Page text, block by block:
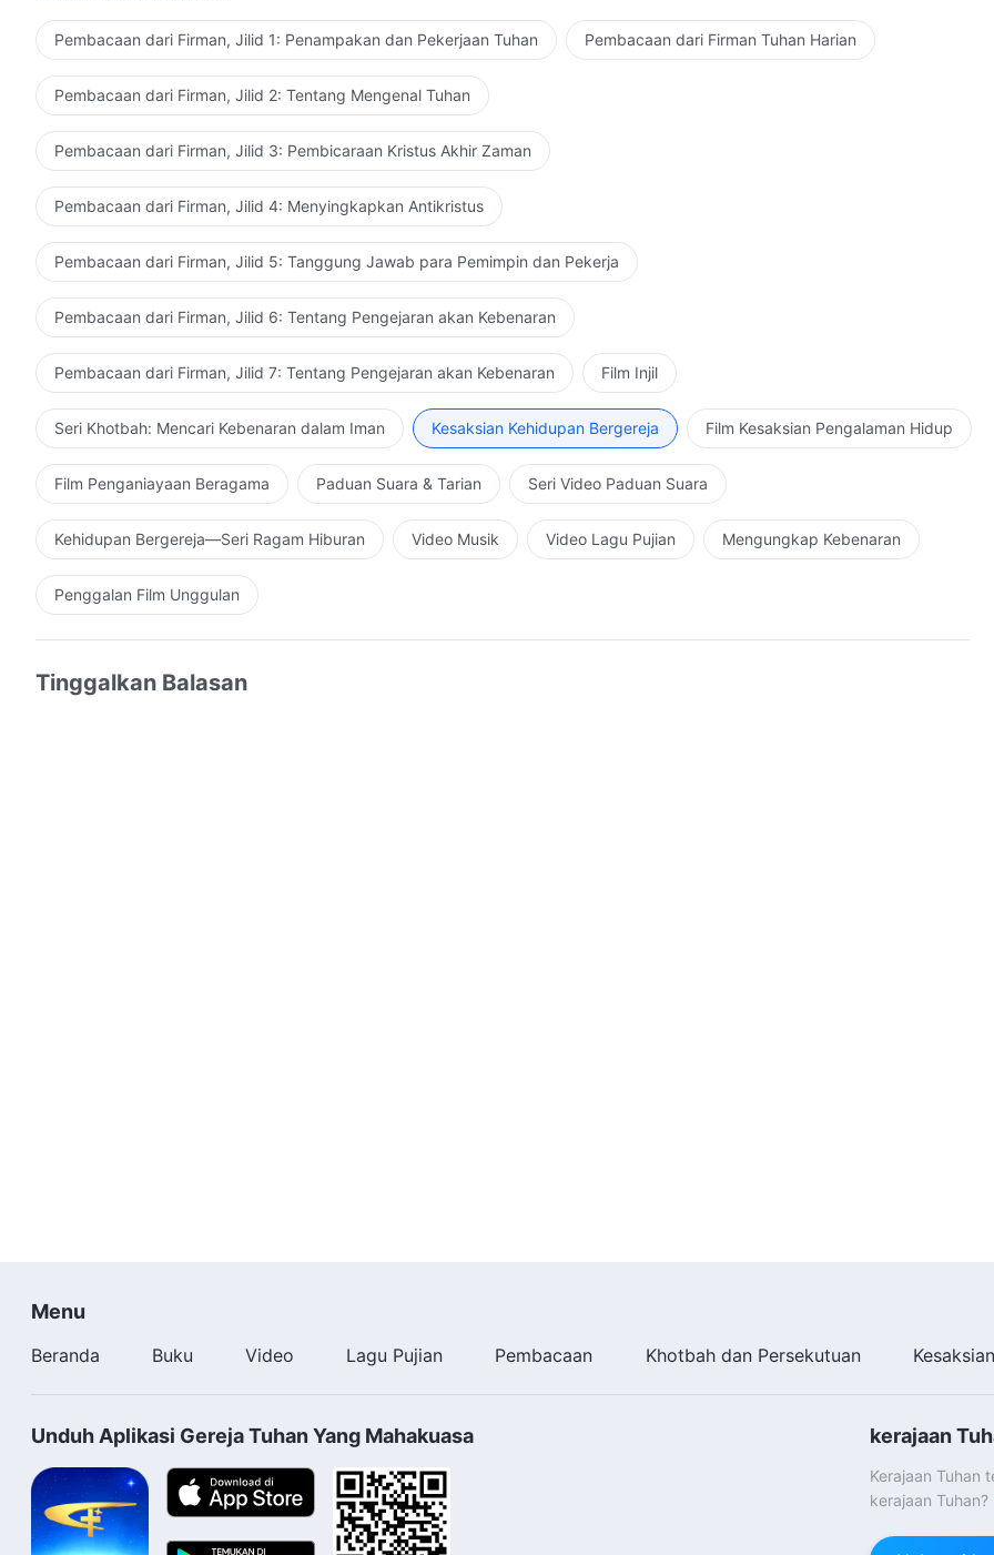
Pembacaan dari Firman, Jilid 1: Penampakan dan Pekerjaan Tuhan Pembacaan dari Firman Tuhan Harian
Pembacaan dari Firman, Jilid 2: Tentang Mengenal Tuhan
Pembacaan dari Firman, Jilid 3: Pembicaraan Kristus Akhir Zaman
Pembacaan dari Firman, Jilid 4: Menyingkapkan Antikristus
Pembacaan dari Firman, Jilid 5: Tanggung Jawab para Pemimpin dan Pekerja
Pembacaan dari Firman, Jilid 6: Tentang Pengejaran akan Kebenaran
Pembacaan dari Firman, Jilid 7: Tentang Pengejaran akan Kebenaran Film Injil
Seri Khotbah: Mencari Kebenaran dalam Iman Kesaksian Kehidupan Bergereja Film Kesaksian Pengalaman Hidup
Film Penganiayaan Beragama Paduan Suara & Tarian Seri Video Paduan Suara
Kehidupan Bergereja—Seri Ragam Hiburan Video Musik Video Lagu Pujian Mengungkap Kebenaran
Penggalan Film Unggulan
Tinggalkan Balasan
Menu
Beranda Buku Video Lagu Pujian Pembacaan Khotbah dan Persekutuan Kesaksian
Unduh Aplikasi Gereja Tuhan Yang Mahakuasa kerajaan
Kerajaan Tuhan
kerajaan Tuhan?